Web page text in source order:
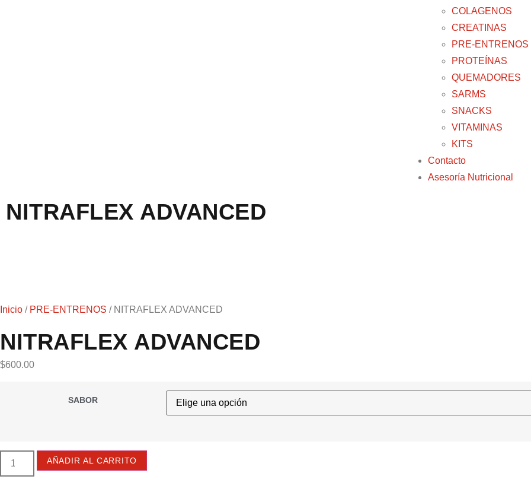
COLAGENOS
CREATINAS
PRE-ENTRENOS
PROTEÍNAS
QUEMADORES
SARMS
SNACKS
VITAMINAS
KITS
Contacto
Asesoría Nutricional
NITRAFLEX ADVANCED
Inicio / PRE-ENTRENOS / NITRAFLEX ADVANCED
NITRAFLEX ADVANCED
$600.00
SABOR
AÑADIR AL CARRITO